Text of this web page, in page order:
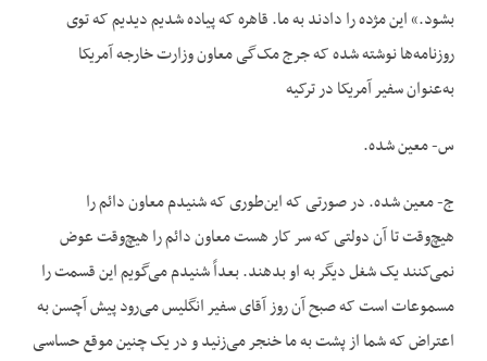
بشود.» این مژده را دادند به ما. قاهره که پیاده شدیم دیدیم که توی
روزنامه‌ها نوشته شده که جرج مک‌گی معاون وزارت خارجه آمریکا
به‌عنوان سفیر آمریکا در ترکیه
س- معین شده.
ج- معین شده. در صورتی که این‌طوری که شنیدم معاون دائم را
هیچ‌وقت تا آن دولتی که سر کار هست معاون دائم را هیچ‌وقت عوض
نمی‌کنند یک شغل دیگر به او بدهند. بعداً شنیدم می‌گویم این قسمت را
مسموعات است که صبح آن روز آقای سفیر انگلیس می‌رود پیش آچسن به
اعتراض که شما از پشت به ما خنجر می‌زنید و در یک چنین موقع حساسی